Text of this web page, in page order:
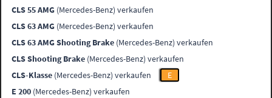
CLS 55 AMG (Mercedes-Benz) verkaufen
CLS 63 AMG (Mercedes-Benz) verkaufen
CLS 63 AMG Shooting Brake (Mercedes-Benz) verkaufen
CLS Shooting Brake (Mercedes-Benz) verkaufen
CLS-Klasse (Mercedes-Benz) verkaufen
E
E 200 (Mercedes-Benz) verkaufen